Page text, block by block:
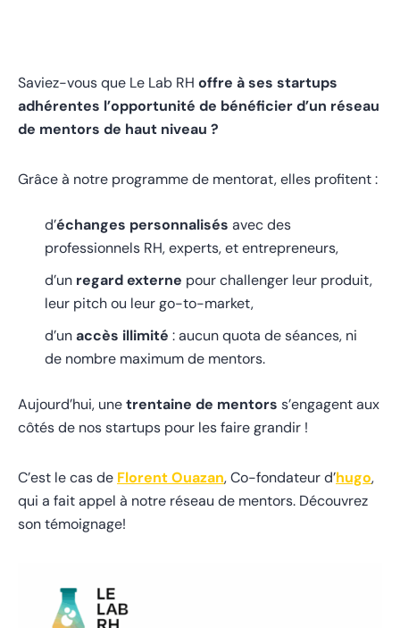
Saviez-vous que Le Lab RH offre à ses startups
adhérentes l’opportunité de bénéficier d’un réseau
de mentors de haut niveau ?
Grâce à notre programme de mentorat, elles profitent :
d’échanges personnalisés avec des
professionnels RH, experts, et entrepreneurs,
d’un regard externe pour challenger leur produit,
leur pitch ou leur go-to-market,
d’unaccès illimité : aucun quota de séances, ni
de nombre maximum de mentors.
Aujourd’hui, unetrentaine de mentors s’engagent aux
côtés de nos startups pour les faire grandir !
C’est le cas de Florent Ouazan, Co-fondateur d’hugo,
qui a fait appel à notre réseau de mentors. Découvrez
son témoignage!